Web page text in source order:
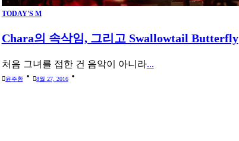
TODAY'S M
Chara의 속삭임, 그리고 Swallowtail Butterfly
처음 그녀를 접한 건 음악이 아니라...
윤주환 8월 27, 2016